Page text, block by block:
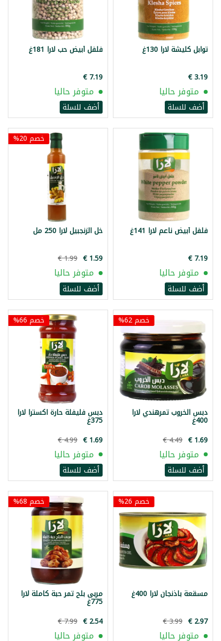
توابل كليشة لارا 130غ
متوفر حاليا
أضف للسلة
فلفل أبيض حب لارا 181غ
متوفر حاليا
أضف للسلة
فلفل أبيض ناعم لارا 141غ
متوفر حاليا
أضف للسلة
خصم 20%
خل الزنجبيل لارا 250 مل
متوفر حاليا
أضف للسلة
خصم 62%
دبس الخروب تمرهندي لارا
400غ
متوفر حاليا
أضف للسلة
خصم 66%
دبس فليفلة حارة اكسترا لارا
375غ
متوفر حاليا
أضف للسلة
خصم 26%
مسقعة باذنجان لارا 400غ
متوفر حاليا
خصم 68%
مربى بلح تمر حبة كاملة لارا
775غ
متوفر حاليا